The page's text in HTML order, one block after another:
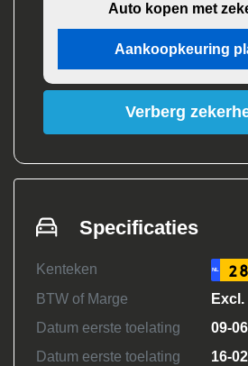
Auto kopen met
Aankoopkeuring
Verberg
Specificaties
Kenteken NL
BTW of Marge
Datum eerste toelating
09-
Datum eerste toelating
16-